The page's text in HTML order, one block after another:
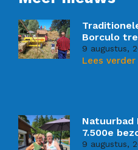
Borculo
9 augustus,
Lees verder
Natuurbad
7.500e
9 augustus,